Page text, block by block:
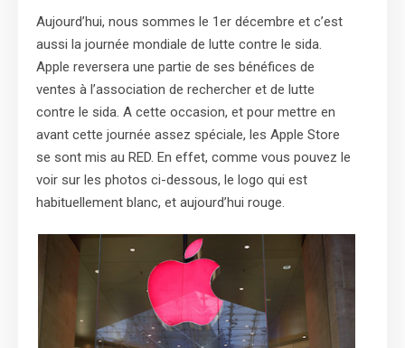
Aujourd’hui, nous sommes le 1er décembre et c’est
aussi la journée mondiale de lutte contre le sida.
Apple reversera une partie de ses bénéfices de
ventes à l’association de rechercher et de lutte
contre le sida. A cette occasion, et pour mettre en
avant cette journée assez spéciale, les Apple Store
se sont mis au RED. En effet, comme vous pouvez le
voir sur les photos ci-dessous, le logo qui est
habituellement blanc, et aujourd’hui rouge.